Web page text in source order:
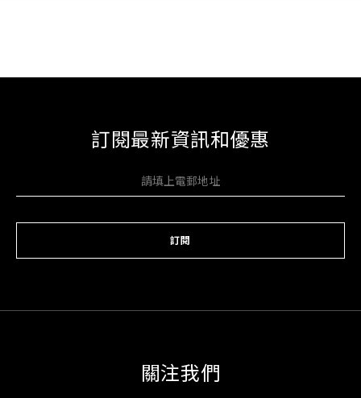
訂閱最新資訊和優惠
訂閱
關注我們